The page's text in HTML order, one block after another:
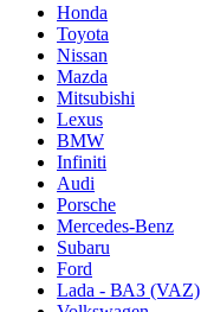
Honda
Toyota
Nissan
Mazda
Mitsubishi
Lexus
BMW
Infiniti
Audi
Porsche
Mercedes-Benz
Subaru
Ford
Lada - ВАЗ (VAZ)